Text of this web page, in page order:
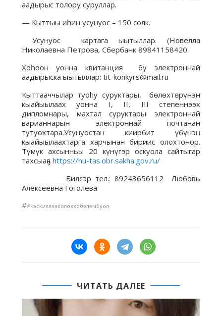
аадырыс толору суруллар.
— Кыттыы иһин усунуос – 150 солк.
Усунуос картага ыытыллар. (Новелла
Николаевна Петрова, Сбербанк 89841158420.
Хоһоон уонна квитанция бу электроннай
аадырыска ыытыллар: tit-konkyrs@mail.ru
Кыттааччылар туоhу суруктары, бөлөхтөрүнэн
кыайыылаах уонна I, II, III степеннээх
дипломнары, махтал суруктары электроннай
варианнарын электроннай почтанан
тутуохтара.Усунуостан киирбит үбүнэн
кыайыылаахтарга харчынан бириис олохтонор.
Түмүк ахсынньы 20 күнүгэр оскуола сайтыгар
тахсыаҕа https://hu-tas.obr.sakha.gov.ru/
Билсэр тел.: 89243656112 Любовь
Алексеевна Гоголева
##кэскиллээхолоххобэлэмбуол
ЧИТАТЬ ДАЛЕЕ